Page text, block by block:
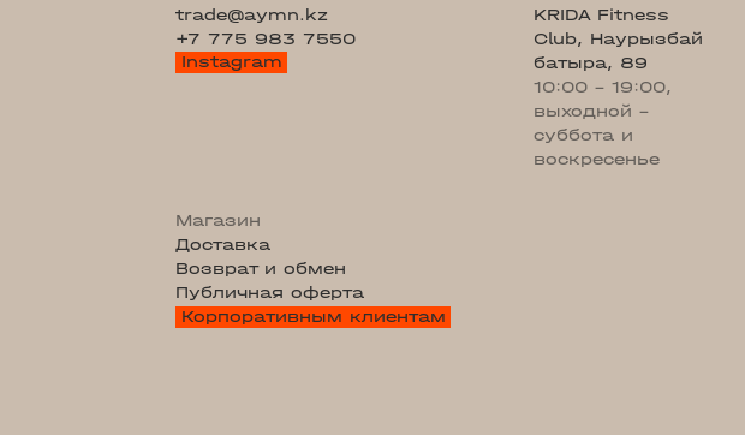
trade@aymn.kz
+7 775 983 7550
Instagram
KRIDA Fitness
Club, Наурызбай
батыра, 89
10:00 - 19:00,
выходной -
суббота и
воскресенье
Магазин
Доставка
Возврат и обмен
Публичная оферта
Корпоративным клиентам